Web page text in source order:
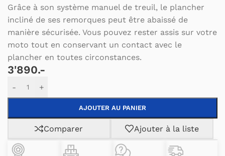
Grâce à son système manuel de treuil, le plancher
incliné de ses remorques peut être abaissé de
manière sécurisée. Vous pouvez rester assis sur votre
moto tout en conservant un contact avec le
plancher en toutes circonstances.
3'890.-
- +
AJOUTER AU PANIER
Alternative:
Comparer Ajouter à la liste